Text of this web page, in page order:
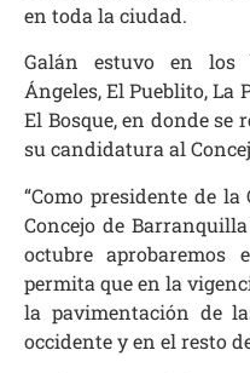
en toda la ciudad.
Galán estuvo en los
Ángeles, El Pueblito, La
El Bosque, en donde se
su candidatura al
“Como presidente de
Concejo de
octubre aprobaremos
permita que en la
la pavimentación de
occidente y en el resto